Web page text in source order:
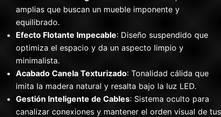
amplias que buscan un mueble imponente y
equilibrado.
Efecto Flotante Impecable: Diseño suspendido que
optimiza el espacio y da un aspecto limpio y
minimalista.
Acabado Canela Texturizado: Tonalidad cálida que
imita la madera natural y resalta bajo la luz LED.
Gestión Inteligente de Cables: Sistema oculto para
canalizar conexiones y mantener el orden visual de tus